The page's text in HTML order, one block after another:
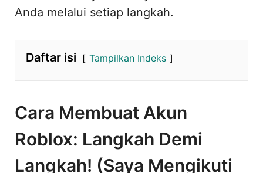
Anda melalui setiap langkah.
Daftar isi Tampilkan Indeks
Cara Membuat Akun
Roblox: Langkah Demi
Langkah! (Saya Mengikuti